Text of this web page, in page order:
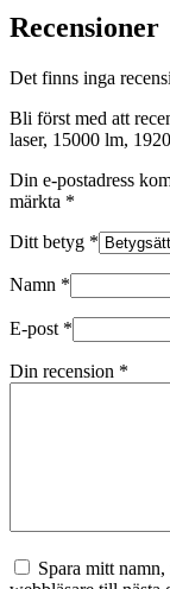
Recensioner
Det finns inga
Bli först med att
laser, 15000 lm,
Din e-postadress
märkta *
Ditt betyg *
Namn *
E-post *
Din recension *
Spara mitt